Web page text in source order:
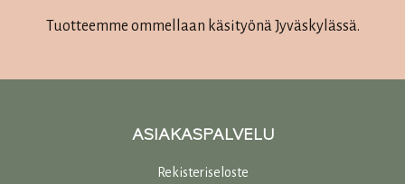
Tuotteemme ommellaan käsityönä Jyväskylässä.
ASIAKASPALVELU
Rekisteriseloste